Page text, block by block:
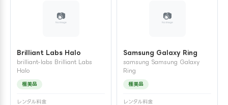
Brilliant Labs Halo
brilliant-labs Brilliant Labs
Halo
極美品
レンタル料金
Samsung Galaxy Ring
samsung Samsung Galaxy
Ring
極美品
レンタル料金